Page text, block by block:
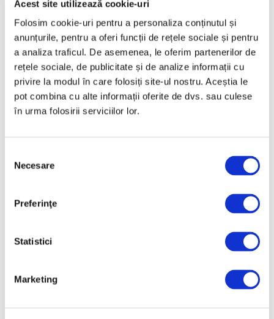
Acest site utilizează cookie-uri
Folosim cookie-uri pentru a personaliza conținutul și
anunțurile, pentru a oferi funcții de rețele sociale și pentru
a analiza traficul. De asemenea, le oferim partenerilor de
rețele sociale, de publicitate și de analize informații cu
privire la modul în care folosiți site-ul nostru. Aceștia le
pot combina cu alte informații oferite de dvs. sau culese
în urma folosirii serviciilor lor.
consimțământului
Necesare
Preferinţe
Statistici
Marketing
Ianuarie 2025
Decembrie 2024
Noiembrie 2024
Octombrie 2024
Septembrie 2024